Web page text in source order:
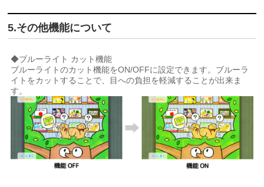
5.その他機能について
◆ブルーライト カット機能
ブルーライトのカット機能をON/OFFに設定できます。ブルーラ
イトをカットすることで、目への負担を軽減することが出来ま
す。